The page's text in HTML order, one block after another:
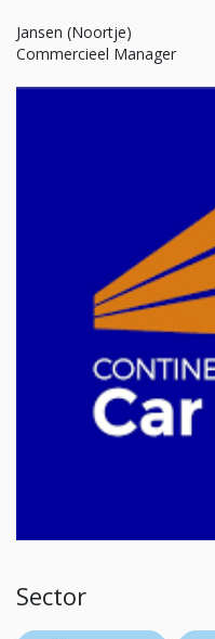
Jansen (Noortje)
Commercieel Manager
Sector